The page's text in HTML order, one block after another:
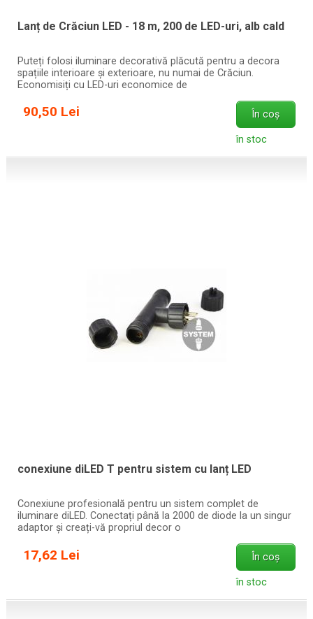
Lanț de Crăciun LED - 18 m, 200 de LED-uri, alb cald
Puteți folosi iluminare decorativă plăcută pentru a decora
spațiile interioare și exterioare, nu numai de Crăciun.
Economisiți cu LED-uri economice de
90,50 Lei În coș
în stoc
conexiune diLED T pentru sistem cu lanț LED
Conexiune profesională pentru un sistem complet de
iluminare diLED. Conectați până la 2000 de diode la un singur
adaptor și creați-vă propriul decor o
17,62 Lei În coș
în stoc